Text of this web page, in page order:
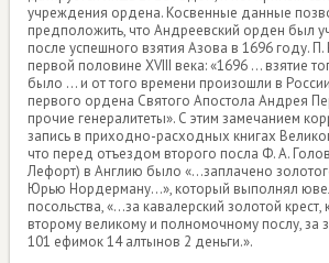
учреждения ордена. Косвенные данные
предположить, что Андреевский орден был
после успешного взятия Азова в 1696 году.
первой половине XVIII века: «1696 ... взятие
было ... и от того времени произошли в
первого ордена Святого Апостола Андрея
прочие генералитеты». С этим замечанием
запись в приходно-расходных книгах
что перед отъездом второго посла Ф. А.
Лефорт) в Англию было «...заплачено
Юрью Нордерману...», который выполнял
посольства, «...за кавалерский золотой
второму великому и полномочному послу, за
101 ефимок 14 алтынов 2 деньги.».